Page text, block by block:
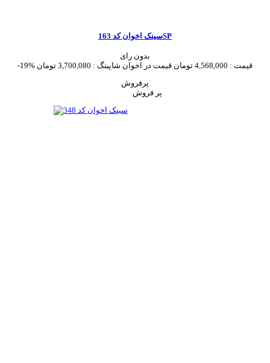
سینک اخوان کد 163SP
بدون رای
-19%
قیمت : 4,568,000 تومان قیمت در اخوان شاپینگ : 3,700,080 تومان
پرفروش